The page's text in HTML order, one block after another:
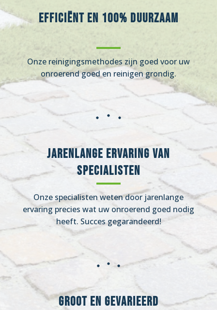
Efficiënt en 100% duurzaam
Onze reinigingsmethodes zijn goed voor uw
onroerend goed en reinigen grondig.
Jarenlange ervaring van
specialisten
Onze specialisten weten door jarenlange
ervaring precies wat uw onroerend goed nodig
heeft. Succes gegarandeerd!
Groot en gevarieerd